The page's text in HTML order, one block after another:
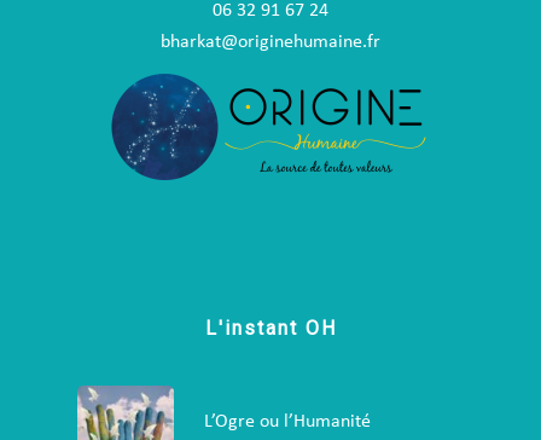
06 32 91 67 24
bharkat@originehumaine.fr
L'instant OH
L’Ogre ou l’Humanité